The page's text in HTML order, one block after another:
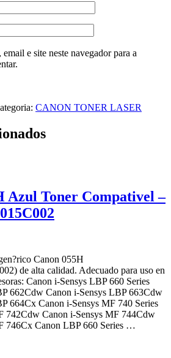
e site neste navegador para a
CANON TONER LASER
Azul Toner Compativel –
Canon 055H
de alta calidad. Adecuado para uso en
Canon i-Sensys LBP 660 Series
662Cdw Canon i-Sensys LBP 663Cdw
664Cx Canon i-Sensys MF 740 Series
742Cdw Canon i-Sensys MF 744Cdw
746Cx Canon LBP 660 Series …